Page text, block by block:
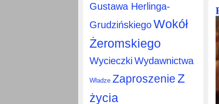
Gustawa Herlinga-
GrudzińskiegoWokół
Żeromskiego
Wycieczki Wydawnictwa
Władze ZaproszenieZ
życia